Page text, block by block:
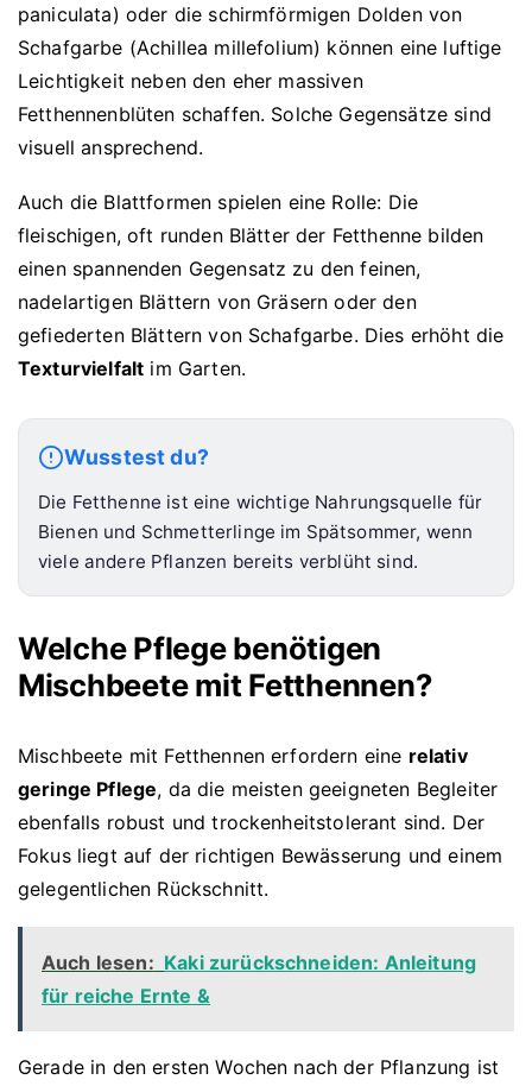
paniculata) oder die schirmförmigen Dolden von
Schafgarbe (Achillea millefolium) können eine luftige
Leichtigkeit neben den eher massiven
Fetthennenblüten schaffen. Solche Gegensätze sind
visuell ansprechend.
Auch die Blattformen spielen eine Rolle: Die
fleischigen, oft runden Blätter der Fetthenne bilden
einen spannenden Gegensatz zu den feinen,
nadelartigen Blättern von Gräsern oder den
gefiederten Blättern von Schafgarbe. Dies erhöht die
Texturvielfalt im Garten.
Wusstest du?
Die Fetthenne ist eine wichtige Nahrungsquelle für
Bienen und Schmetterlinge im Spätsommer, wenn
viele andere Pflanzen bereits verblüht sind.
Welche Pflege benötigen
Mischbeete mit Fetthennen?
Mischbeete mit Fetthennen erfordern eine relativ
geringe Pflege, da die meisten geeigneten Begleiter
ebenfalls robust und trockenheitstolerant sind. Der
Fokus liegt auf der richtigen Bewässerung und einem
gelegentlichen Rückschnitt.
Auch lesen: Kaki zurückschneiden: Anleitung
für reiche Ernte &
Gerade in den ersten Wochen nach der Pflanzung ist